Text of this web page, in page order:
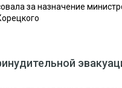
за назначение